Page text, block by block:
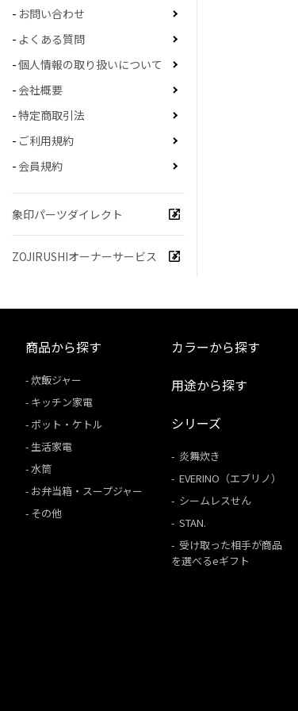
お問い合わせ
よくある質問
個人情報の取り扱いについて
会社概要
特定商取引法
ご利用規約
会員規約
象印パーツダイレクト
ZOJIRUSHIオーナーサービス
商品から探す
炊飯ジャー
キッチン家電
ポット・ケトル
生活家電
水筒
お弁当箱・スープジャー
その他
カラーから探す
用途から探す
シリーズ
炎舞炊き
EVERINO（エブリノ）
シームレスせん
STAN.
受け取った相手が商品
を選べるeギフト